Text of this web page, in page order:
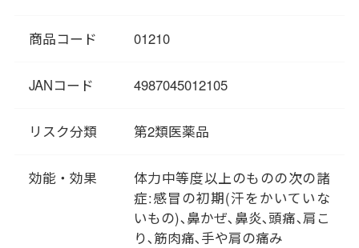
「葛根湯」は「風寒のかぜ」
ことで対処します。「傷寒論」
で「風があたると寒気がして」
「首や肩がこわばる」時に飲む
な」と思ったときに、すぐ服用
できるよう、葛根湯を常備して
おくといいですね。
商品コード 01210
JANコード 4987045012105
リスク分類 第2類医薬品
効能・効果
体力中等度以上のものの次の諸
症:感冒の初期(汗をかいていな
いもの)､鼻かぜ､鼻炎､頭痛､肩こ
り､筋肉痛､手や肩の痛み